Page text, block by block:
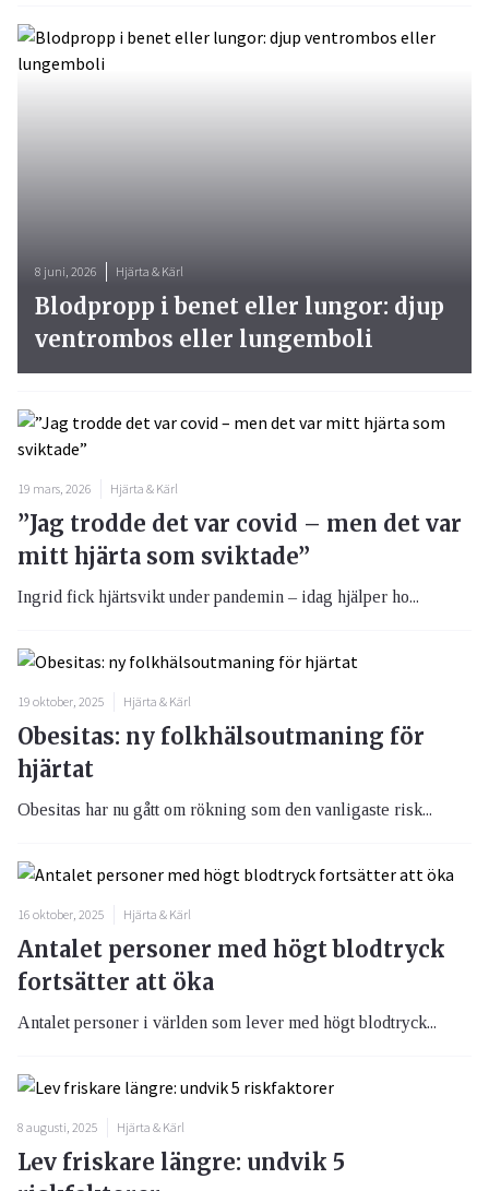
8 juni, 2026 Hjärta & Kärl
Blodpropp i benet eller lungor: djup
ventrombos eller lungemboli
19 mars, 2026 Hjärta & Kärl
”Jag trodde det var covid – men det var
mitt hjärta som sviktade”
Ingrid fick hjärtsvikt under pandemin – idag hjälper ho...
19 oktober, 2025 Hjärta & Kärl
Obesitas: ny folkhälsoutmaning för
hjärtat
Obesitas har nu gått om rökning som den vanligaste risk...
16 oktober, 2025 Hjärta & Kärl
Antalet personer med högt blodtryck
fortsätter att öka
Antalet personer i världen som lever med högt blodtryck...
8 augusti, 2025 Hjärta & Kärl
Lev friskare längre: undvik 5